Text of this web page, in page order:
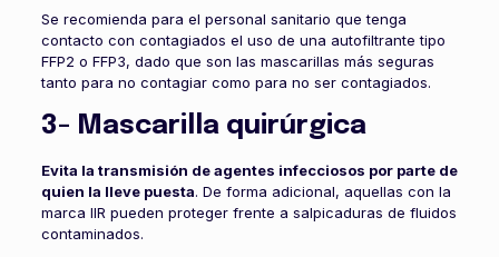
Se recomienda para el personal sanitario que tenga
contacto con contagiados el uso de una autofiltrante tipo
FFP2 o FFP3, dado que son las mascarillas más seguras
tanto para no contagiar como para no ser contagiados.
3- Mascarilla quirúrgica
Evita la transmisión de agentes infecciosos por parte de
quien la lleve puesta. De forma adicional, aquellas con la
marca IIR pueden proteger frente a salpicaduras de fluidos
contaminados.